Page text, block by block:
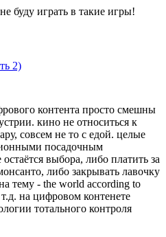
буду играть в такие игры!
2)
контента просто смешны
кино не относиться к
совсем не то с едой. целые
посадочным
выбора, либо платить за
либо закрывать лавочку
тему - the world according to
на цифровом контенете
тотального контроля